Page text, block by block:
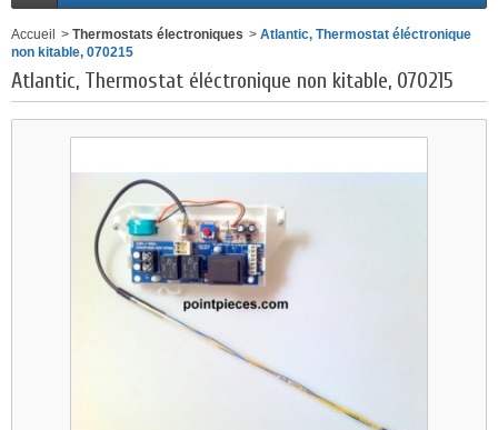
Accueil > Thermostats électroniques > Atlantic, Thermostat éléctronique
non kitable, 070215
Atlantic, Thermostat éléctronique non kitable, 070215